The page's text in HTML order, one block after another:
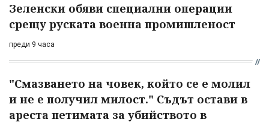
Зеленски обяви специални операции
срещу руската военна промишленост
преди 9 часа
"Смазването на човек, който се е молил
и не е получил милост." Съдът остави в
ареста петимата за убийството в